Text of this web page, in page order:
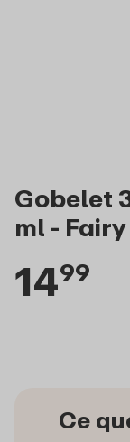
Gobelet
ml -
1499
Ce